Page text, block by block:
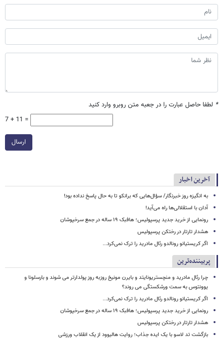
* لطفا حاصل عبارت را در جعبه متن روبرو وارد کنید
7 + 11 =
ارسال
آخرین اخبار
به انگیزه روز خبرنگار/ سؤال‌هایی که برانکو تا به حال پاسخ نداده بود!
آدان با استقلالی‌ها راه می‌آید!
رونمایی از خرید جدید پرسپولیس؛ هافبک ۱۹ ساله در جمع سرخپوشان
هشدار تارتار در رختکن پرسپولیس
اگر کریستیانو رونالدو رئال مادرید را ترک نمی‌کرد...
پربیننده‌ترین
چرا رئال مادرید و منچستریونایتد و بایرن مونیخ روزبه روز پولدارتر می شوند و بارسلونا و
یوونتوس به سمت ورشکستگی می روند؟
اگر کریستیانو رونالدو رئال مادرید را ترک نمی‌کرد...
رونمایی از خرید جدید پرسپولیس؛ هافبک ۱۹ ساله در جمع سرخپوشان
هشدار تارتار در رختکن پرسپولیس
بازگشت تد لاسو با یک ایده جذاب؛ روایت هالیوود از یک انقلاب ورزشی